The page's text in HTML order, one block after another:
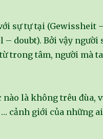
sự tự tại (Gewissheit
doubt). Bởi vậy người
trong tâm, người mà
là không trêu đùa,
cảnh giới của những